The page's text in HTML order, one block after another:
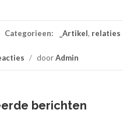
Categorieen: _Artikel, relaties
/ doorAdmin
berichten